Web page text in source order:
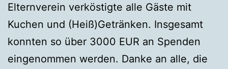
Elternverein verköstigte alle Gäste mit
Kuchen und (Heiß)Getränken. Insgesamt
konnten so über 3000 EUR an Spenden
eingenommen werden. Danke an alle, die